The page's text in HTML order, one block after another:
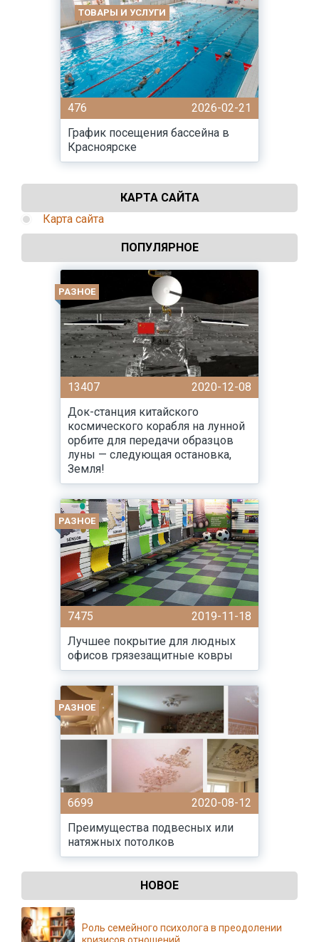
ТОВАРЫ И УСЛУГИ
476
2026-02-21
График посещения бассейна в
Красноярске
КАРТА САЙТА
Карта сайта
ПОПУЛЯРНОЕ
РАЗНОЕ
13407
2020-12-08
Док-станция китайского
космического корабля на лунной
орбите для передачи образцов
луны — следующая остановка,
Земля!
РАЗНОЕ
7475
2019-11-18
Лучшее покрытие для людных
офисов грязезащитные ковры
РАЗНОЕ
6699
2020-08-12
Преимущества подвесных или
натяжных потолков
НОВОЕ
Роль семейного психолога в преодолении
кризисов отношений